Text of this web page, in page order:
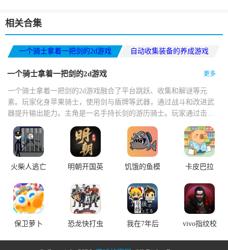
相关合集
一个骑士拿着一把剑的2d游戏
自动收集装备的养成游戏
一个骑士拿着一把剑的2d游戏 更多
一个骑士拿着一把剑的2d游戏融合了平台跳跃、收集和解谜等元
素。玩家化身苹果骑士，使用剑与盾牌等武器，通过战斗和改进武
器提升输出能力。主角是一名手持长剑的游历骑士。玩家通过击败
怪物积累资源强化宝剑，使剑的长度不断延伸，最长可贯穿整屏场
景，配合精准的横版跳跃与斩击判定，带来高爽感的战斗体验。
火柴人逃亡
明朝开国英
饥饿的鱼模
卡皮巴拉
保卫萝卜
恐龙快打虫
免费版
我在7年后
卓版v2.22
vivo指纹校
手机安卓版